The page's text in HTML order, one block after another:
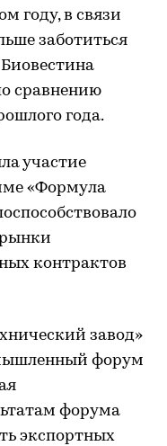
году, в связи
заботиться
сравнению
года.
участие
«Формула
контрактов
завод»
форум
форума
экспортных